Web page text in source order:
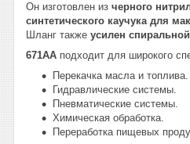
Он изготовлен из черного
синтетического каучука для
Шланг также усилен
671AA подходит для широкого
Перекачка масла и топлива.
Гидравлические системы.
Пневматические системы.
Химическая обработка.
Переработка пищевых